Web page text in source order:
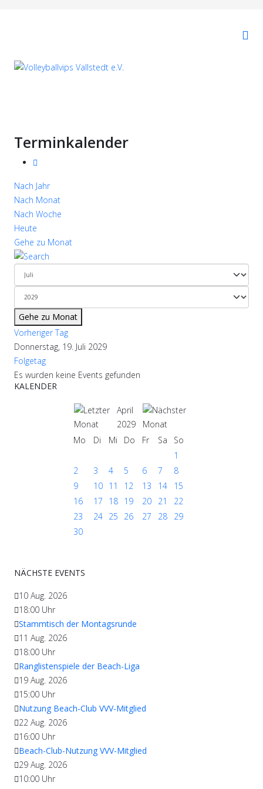
Terminkalender
Nach Jahr
Nach Monat
Nach Woche
Heute
Gehe zu Monat
Gehe zu Monat
Vorheriger Tag
Donnerstag, 19. Juli 2029
Folgetag
Es wurden keine Events gefunden
KALENDER
April
2029
Mo
Di Mi Do Fr Sa
So
1
2
3 4 5 6 7
8
9
10 11 12 13 14
15
16
17 18 19 20 21
22
23
24 25 26 27 28
29
30
NÄCHSTE EVENTS
10 Aug. 2026
18:00 Uhr
Stammtisch der Montagsrunde
11 Aug. 2026
18:00 Uhr
Ranglistenspiele der Beach-Liga
19 Aug. 2026
15:00 Uhr
Nutzung Beach-Club VVV-Mitglied
22 Aug. 2026
16:00 Uhr
Beach-Club-Nutzung VVV-Mitglied
29 Aug. 2026
10:00 Uhr